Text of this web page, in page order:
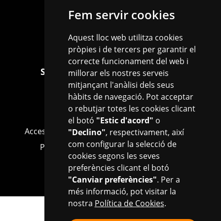
Fem servir cookies
Aquest lloc web utilitza cookies
pròpies i de tercers per garantir el
correcte funcionament del web i
millorar els nostres serveis
mitjançant l'anàlisi dels seus
hàbits de navegació. Pot acceptar
o rebutjar totes les cookies clicant
el botó "Estic d'acord" o
"Declino", respectivament, així
com configurar la selecció de
cookies segons les seves
preferències clicant el botó
"Canviar preferències". Per a
més informació, pot visitar la
nostra Política de Cookies.
977 010 025
info.biblioteques@reus.cat
Segueix-nos a les xarxes socials
FacebookInstagram
X
Accessibilitat Política de Cookies
Avís legal
Política de privacitat
Info bàsica RGPD
Mapa web
Configurar cookies
Ves a la web de l'Ajuntament de Reus